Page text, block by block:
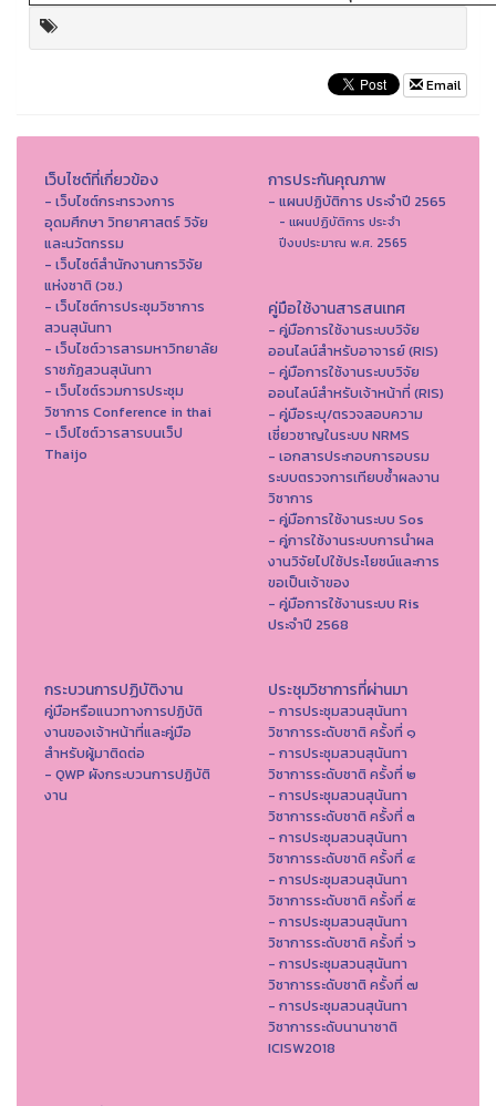
Email
เว็บไซต์ที่เกี่ยวข้อง
- เว็บไซต์กระทรวงการ
อุดมศึกษา วิทยาศาสตร์ วิจัย
และนวัตกรรม
- เว็บไซต์สำนักงานการวิจัย
แห่งชาติ (วช.)
- เว็บไซต์การประชุมวิชาการ
สวนสุนันทา
- เว็บไซต์วารสารมหาวิทยาลัย
ราชภัฏสวนสุนันทา
- เว็บไซต์รวมการประชุม
วิชาการ Conference in thai
- เว็ปไซต์วารสารบนเว็ป
Thaijo
การประกันคุณภาพ
- แผนปฏิบัติการ ประจำปี 2565
- แผนปฏิบัติการ ประจำ
ปีงบประมาณ พ.ศ. 2565
คู่มือใช้งานสารสนเทศ
- คู่มือการใช้งานระบบวิจัย
ออนไลน์สำหรับอาจารย์ (RIS)
- คู่มือการใช้งานระบบวิจัย
ออนไลน์สำหรับเจ้าหน้าที่ (RIS)
- คู่มือระบุ/ตรวจสอบความ
เชี่ยวชาญในระบบ NRMS
- เอกสารประกอบการอบรม
ระบบตรวจการเทียบซ้ำผลงาน
วิชาการ
- คู่มือการใช้งานระบบ Sos
- คู่การใช้งานระบบการนำผล
งานวิจัยไปใช้ประโยชน์และการ
ขอเป็นเจ้าของ
- คู่มือการใช้งานระบบ Ris
ประจำปี 2568
กระบวนการปฏิบัติงาน
คู่มือหรือแนวทางการปฏิบัติ
งานของเจ้าหน้าที่และคู่มือ
สำหรับผู้มาติดต่อ
- QWP ผังกระบวนการปฏิบัติ
งาน
ประชุมวิชาการที่ผ่านมา
- การประชุมสวนสุนันทา
วิชาการระดับชาติ ครั้งที่ ๑
- การประชุมสวนสุนันทา
วิชาการระดับชาติ ครั้งที่ ๒
- การประชุมสวนสุนันทา
วิชาการระดับชาติ ครั้งที่ ๓
- การประชุมสวนสุนันทา
วิชาการระดับชาติ ครั้งที่ ๔
- การประชุมสวนสุนันทา
วิชาการระดับชาติ ครั้งที่ ๕
- การประชุมสวนสุนันทา
วิชาการระดับชาติ ครั้งที่ ๖
- การประชุมสวนสุนันทา
วิชาการระดับชาติ ครั้งที่ ๗
- การประชุมสวนสุนันทา
วิชาการระดับนานาชาติ
ICISW2018